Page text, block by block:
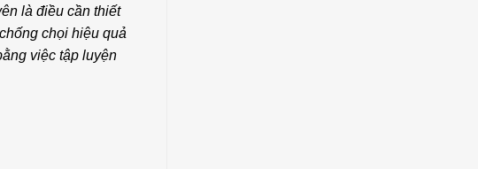
là điều cần thiết
chọi hiệu quả
việc tập luyện